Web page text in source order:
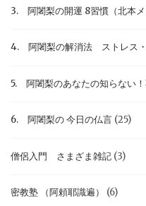
3. 阿闍梨の開運 8習慣（北本メ
4. 阿闍梨の解消法 ストレス・
5. 阿闍梨のあなたの知らない
6. 阿闍梨の 今日の仏言 (25)
僧侶入門 さまざま雑記 (3)
密教塾 （阿頼耶識遍） (6)